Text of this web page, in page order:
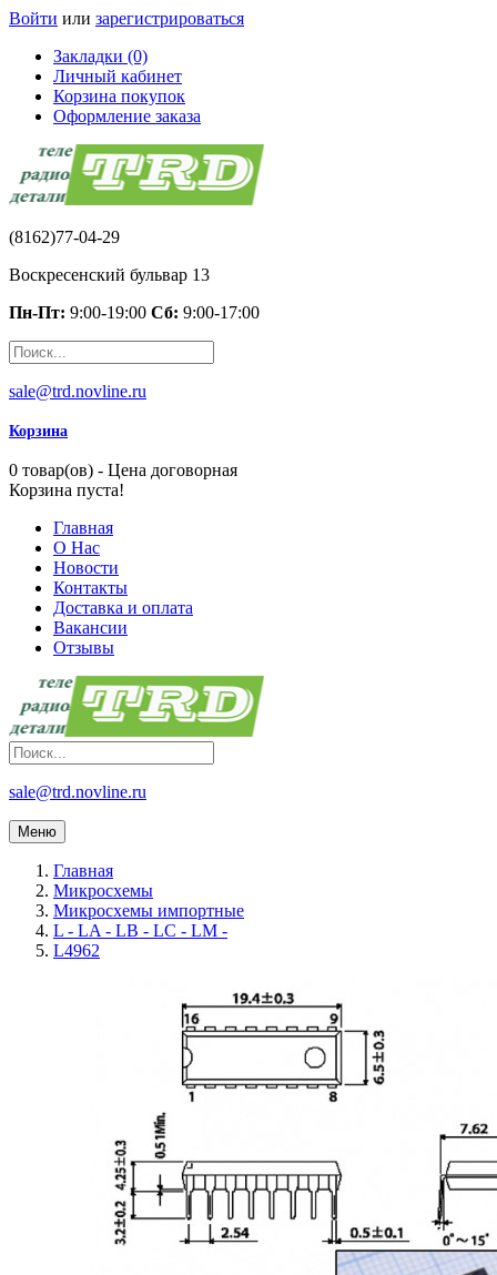
Войти или зарегистрироваться
Закладки (0)
Личный кабинет
Корзина покупок
Оформление заказа
(8162)77-04-29
Воскресенский бульвар 13
Пн-Пт: 9:00-19:00 Сб: 9:00-17:00
sale@trd.novline.ru
Корзина
0 товар(ов) - Цена договорная
Корзина пуста!
Главная
О Нас
Новости
Контакты
Доставка и оплата
Вакансии
Отзывы
sale@trd.novline.ru
Меню
Главная
Микросхемы
Микросхемы импортные
L - LA - LB - LC - LM -
L4962